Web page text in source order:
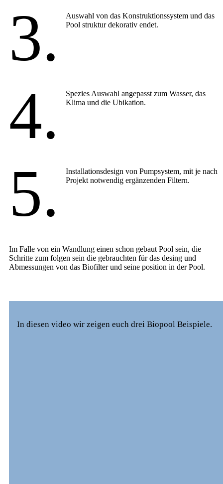
3.
Auswahl von das Konstruktionssystem und das
Pool struktur dekorativ endet.
4.
Spezies Auswahl angepasst zum Wasser, das
Klima und die Ubikation.
5.
Installationsdesign von Pumpsystem, mit je nach
Projekt notwendig ergänzenden Filtern.
Im Falle von ein Wandlung einen schon gebaut Pool sein, die
Schritte zum folgen sein die gebrauchten für das desing und
Abmessungen von das Biofilter und seine position in der Pool.
In diesen video wir zeigen euch drei Biopool Beispiele.